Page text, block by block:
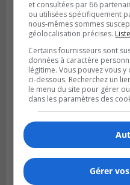
GREENFIELD PARK
Publié le 31 juillet 2026 à 16h45
Des firmes de
aux méga-travaux
Le Moyne
et consultées par 66
ou utilisées spécifiquement
nous-mêmes sommes
géolocalisation précises.
Certains fournisseurs sont
données à caractère
légitime. Vous pouvez vous
ci-dessous. Recherchez un
le menu du site pour gérer
dans les paramètres des
Gérer